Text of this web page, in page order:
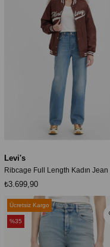
Levi's
₺3.699,90
Ücretsiz Kargo
%35